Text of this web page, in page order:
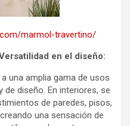
marmol-travertino/
en el diseño:
una amplia gama de usos
diseño. En interiores, se
de paredes, pisos,
una sensación de